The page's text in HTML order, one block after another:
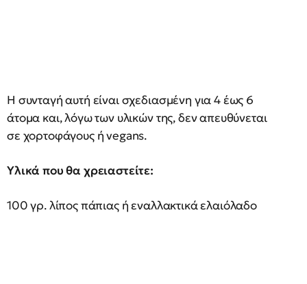
Η συνταγή αυτή είναι σχεδιασμένη για 4 έως 6
άτομα και, λόγω των υλικών της, δεν απευθύνεται
σε χορτοφάγους ή vegans.
Υλικά που θα χρειαστείτε:
100 γρ. λίπος πάπιας ή εναλλακτικά ελαιόλαδο